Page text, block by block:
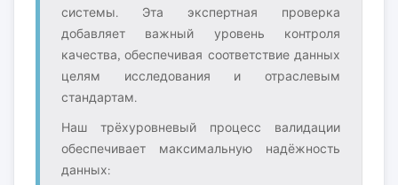
системы. Эта экспертная проверка
добавляет важный уровень контроля
качества, обеспечивая соответствие данных
целям исследования и отраслевым
стандартам.
Наш трёхуровневый процесс валидации
обеспечивает максимальную надёжность
данных: